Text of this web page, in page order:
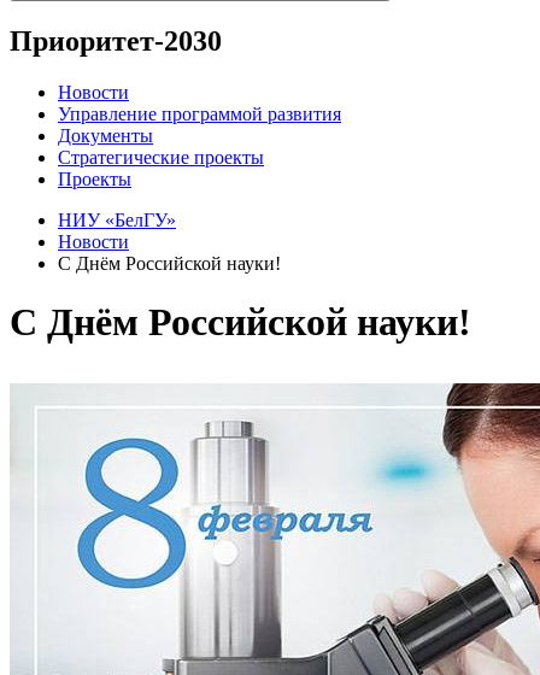
Приоритет-2030
Новости
Управление программой развития
Документы
Стратегические проекты
Проекты
НИУ «БелГУ»
Новости
С Днём Российской науки!
С Днём Российской науки!